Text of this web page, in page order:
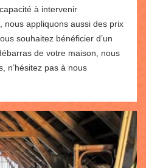
à intervenir
nous appliquons aussi des prix
souhaitez bénéficier d’un
de votre maison, nous
n’hésitez pas à nous